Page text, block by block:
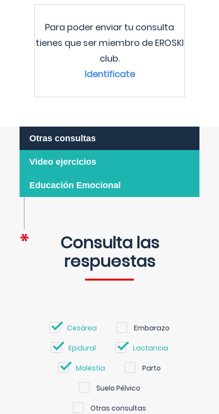
Para poder enviar tu consulta
tienes que ser miembro de EROSKI
club.
Identificate
Otras consultas
Video ejercicios
Educación Emocional
Consulta las
respuestas
Cesárea Embarazo
Epidural Lactancia
Molestia Parto
Suelo Pélvico
Otras consultas